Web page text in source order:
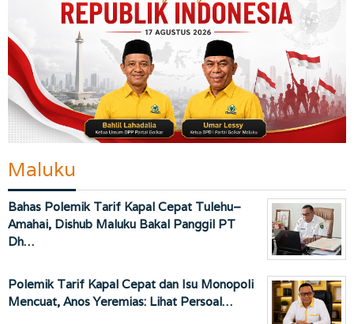
Maluku
Bahas Polemik Tarif Kapal Cepat Tulehu–
Amahai, Dishub Maluku Bakal Panggil PT
Dh…
Polemik Tarif Kapal Cepat dan Isu Monopoli
Mencuat, Anos Yeremias: Lihat Persoal…